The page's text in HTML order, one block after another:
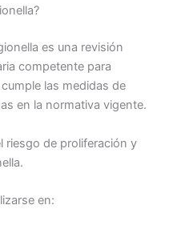
es una revisión
competente para
las medidas de
en la normativa vigente.
riesgo de proliferación y
en: